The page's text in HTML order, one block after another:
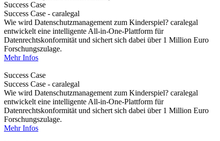
Success Case
Success Case - caralegal
Wie wird Datenschutzmanagement zum Kinderspiel? caralegal
entwickelt eine intelligente All-in-One-Plattform für
Datenrechtskonformität und sichert sich dabei über 1 Million Euro
Forschungszulage.
Mehr Infos
Success Case
Success Case - caralegal
Wie wird Datenschutzmanagement zum Kinderspiel? caralegal
entwickelt eine intelligente All-in-One-Plattform für
Datenrechtskonformität und sichert sich dabei über 1 Million Euro
Forschungszulage.
Mehr Infos